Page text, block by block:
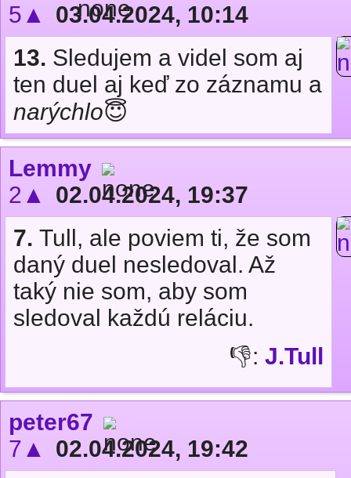
5▲
03.04.2024, 10:14
13. Sledujem a videl som aj
ten duel aj keď zo záznamu a
narýchlo😇
Lemmy
2▲
02.04.2024, 19:37
7. Tull, ale poviem ti, že som
daný duel nesledoval. Až
taký nie som, aby som
sledoval každú reláciu.
👎: J.Tull
peter67
7▲
02.04.2024, 19:42